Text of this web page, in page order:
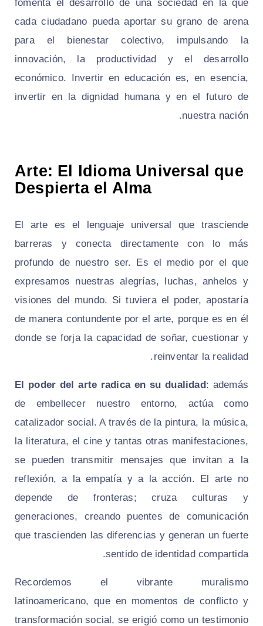
fomenta el desarrollo de una sociedad en la que
cada ciudadano pueda aportar su grano de arena
para el bienestar colectivo, impulsando la
innovación, la productividad y el desarrollo
económico. Invertir en educación es, en esencia,
invertir en la dignidad humana y en el futuro de
nuestra nación.
Arte: El Idioma Universal que
Despierta el Alma
El arte es el lenguaje universal que trasciende
barreras y conecta directamente con lo más
profundo de nuestro ser. Es el medio por el que
expresamos nuestras alegrías, luchas, anhelos y
visiones del mundo. Si tuviera el poder, apostaría
de manera contundente por el arte, porque es en él
donde se forja la capacidad de soñar, cuestionar y
reinventar la realidad.
El poder del arte radica en su dualidad: además
de embellecer nuestro entorno, actúa como
catalizador social. A través de la pintura, la música,
la literatura, el cine y tantas otras manifestaciones,
se pueden transmitir mensajes que invitan a la
reflexión, a la empatía y a la acción. El arte no
depende de fronteras; cruza culturas y
generaciones, creando puentes de comunicación
que trascienden las diferencias y generan un fuerte
sentido de identidad compartida.
Recordemos el vibrante muralismo
latinoamericano, que en momentos de conflicto y
transformación social, se erigió como un testimonio